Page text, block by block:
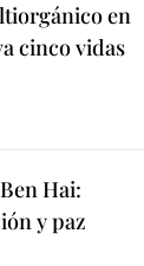
en
cinco vidas
Hai:
y paz